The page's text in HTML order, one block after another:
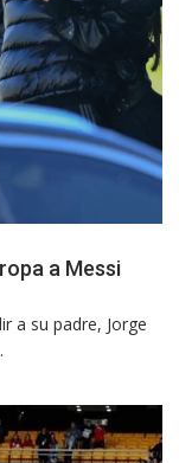
a Messi
a su padre, Jorge